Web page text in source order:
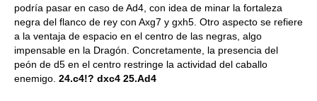
podría pasar en caso de Ad4, con idea de minar la fortaleza
negra del flanco de rey con Axg7 y gxh5. Otro aspecto se refiere
a la ventaja de espacio en el centro de las negras, algo
impensable en la Dragón. Concretamente, la presencia del
peón de d5 en el centro restringe la actividad del caballo
enemigo. 24.c4!? dxc4 25.Ad4